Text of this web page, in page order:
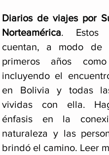
Diarios de viajes por
Norteamérica. Estos
cuentan, a modo de
primeros años
incluyendo el
en Bolivia y todas
vividas con ella.
énfasis en la
naturaleza y las
brindó el camino. Leer